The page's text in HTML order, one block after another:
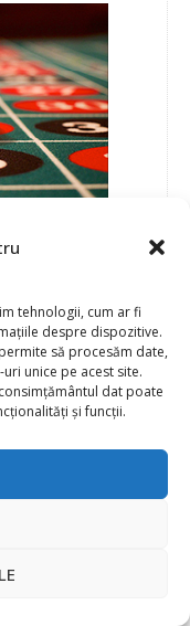
tehnologii, cum ar fi
despre dispozitive.
să procesăm date,
unice pe acest site.
dat poate
și funcții.